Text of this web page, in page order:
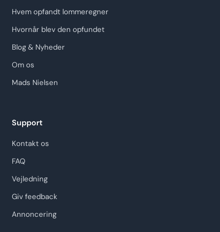
Hvem opfandt lommeregner
Hvornår blev den opfundet
Blog & Nyheder
Om os
Mads Nielsen
Support
Kontakt os
FAQ
Vejledning
Giv feedback
Annoncering